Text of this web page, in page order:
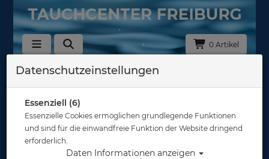
0 Artikel
Zurück
Datenschutzeinstellungen
Essenziell (6)
Essenzielle Cookies ermöglichen grundlegende Funktionen
und sind für die einwandfreie Funktion der Website dringend
erforderlich.
Daten Informationen anzeigen